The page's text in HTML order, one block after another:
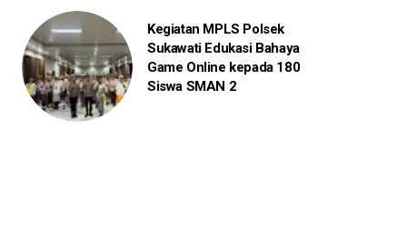
Kegiatan MPLS Polsek
Sukawati Edukasi Bahaya
Game Online kepada 180
Siswa SMAN 2